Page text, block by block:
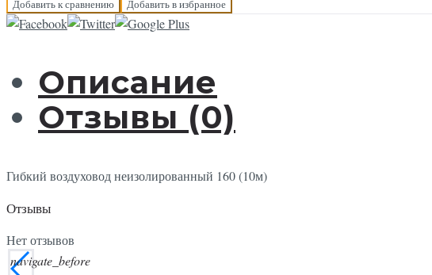
Добавить к сравнению Добавить в избранное
Описание
Отзывы (0)
Гибкий воздуховод неизолированный 160 (10м)
Отзывы
Нет отзывов
navigate_before